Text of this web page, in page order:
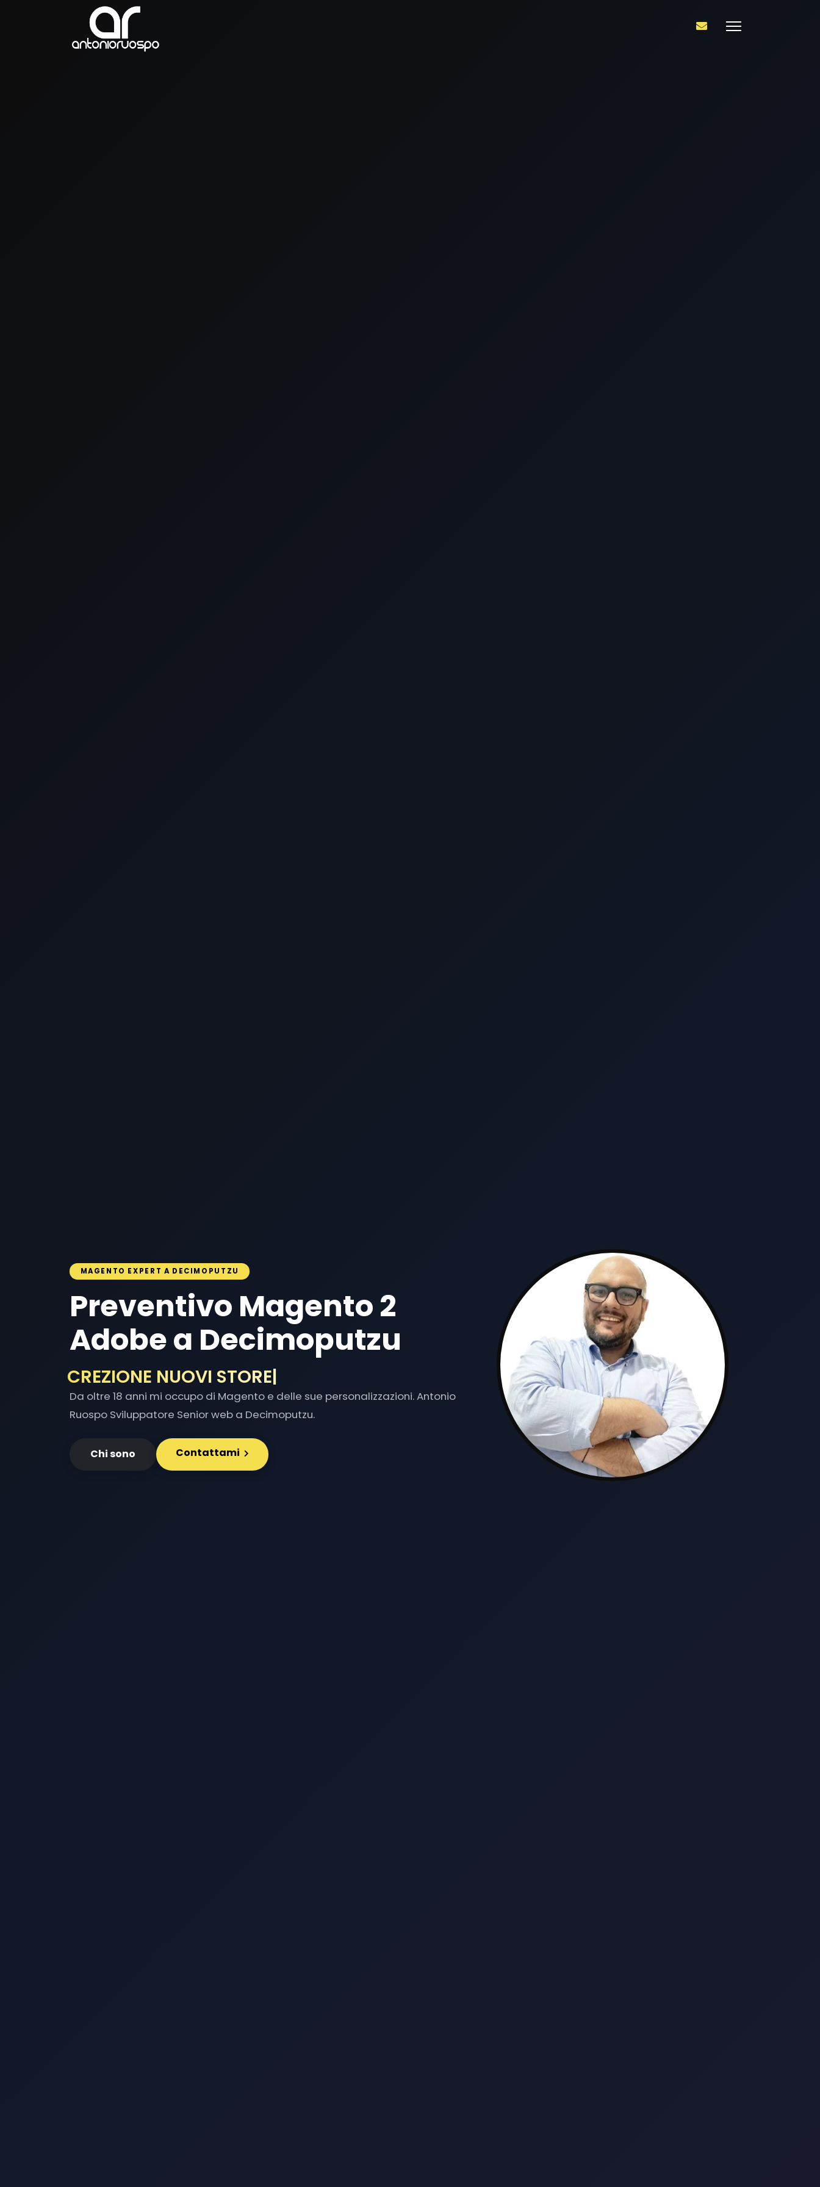
MAGENTO EXPERT A DECIMOPUTZU
Preventivo Magento 2
Adobe a Decimoputzu
INTE|
Da oltre 18 anni mi occupo di Magento e delle sue personalizzazioni. Antonio
Ruospo Sviluppatore Senior web a Decimoputzu.
Chi sono Contattami